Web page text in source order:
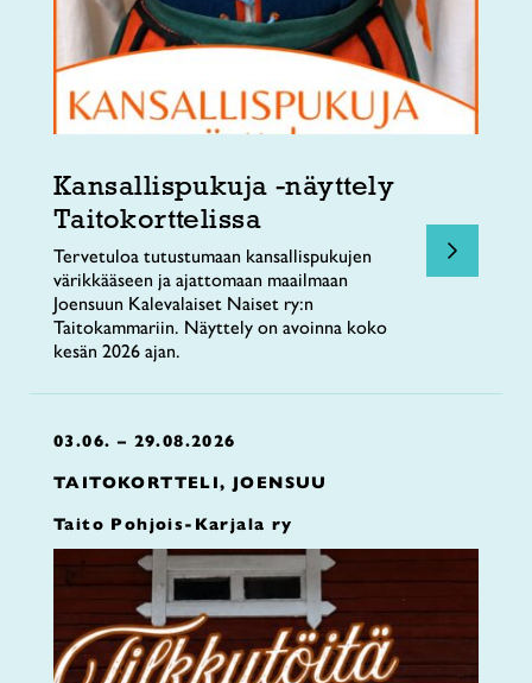
Kansallispukuja -näyttely
Taitokorttelissa
Tervetuloa tutustumaan kansallispukujen
värikkääseen ja ajattomaan maailmaan
Joensuun Kalevalaiset Naiset ry:n
Taitokammariin. Näyttely on avoinna koko
kesän 2026 ajan.
03.06. – 29.08.2026
TAITOKORTTELI, JOENSUU
Taito Pohjois-Karjala ry